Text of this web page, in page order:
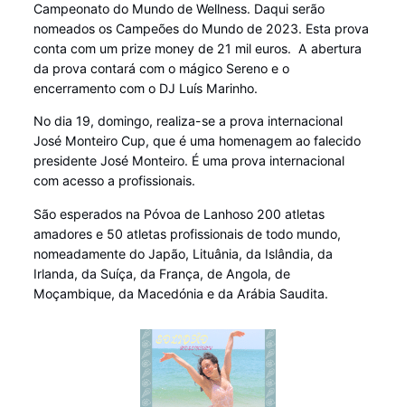
Campeonato do Mundo de Wellness. Daqui serão
nomeados os Campeões do Mundo de 2023. Esta prova
conta com um prize money de 21 mil euros. A abertura
da prova contará com o mágico Sereno e o
encerramento com o DJ Luís Marinho.
No dia 19, domingo, realiza-se a prova internacional
José Monteiro Cup, que é uma homenagem ao falecido
presidente José Monteiro. É uma prova internacional
com acesso a profissionais.
São esperados na Póvoa de Lanhoso 200 atletas
amadores e 50 atletas profissionais de todo mundo,
nomeadamente do Japão, Lituânia, da Islândia, da
Irlanda, da Suíça, da França, de Angola, de
Moçambique, da Macedónia e da Arábia Saudita.